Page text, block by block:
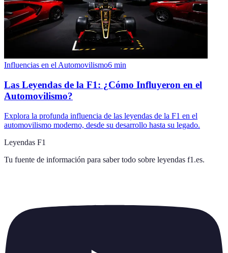
Influencias en el Automovilismo6 min
Las Leyendas de la F1: ¿Cómo Influyeron en el
Automovilismo?
Explora la profunda influencia de las leyendas de la F1 en el
automovilismo moderno, desde su desarrollo hasta su legado.
Leyendas F1
Tu fuente de información para saber todo sobre leyendas f1.es.